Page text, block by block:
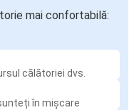
mai confortabilă:
călătoriei dvs.
în mișcare